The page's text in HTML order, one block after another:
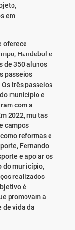
em
oferece
Handebol e
de 350 alunos
passeios
três passeios
município e
com a
2022, muitas
campos
reformas e
Fernando
e apoiar os
do município,
realizados
é
promovam a
de vida da